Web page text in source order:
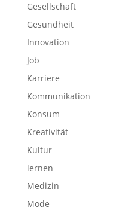
Gesellschaft
Gesundheit
Innovation
Job
Karriere
Kommunikation
Konsum
Kreativität
Kultur
lernen
Medizin
Mode